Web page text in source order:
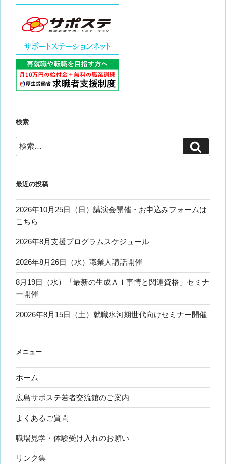
検索
検
索:
最近の投稿
2026年10月25日（日）講演会開催・お申込みフォームは
こちら
2026年8月支援プログラムスケジュール
2026年8月26日（水）職業人講話開催
8月19日（水）「最新の生成ＡＩ事情と関連資格」セミナ
ー開催
20026年8月15日（土）就職氷河期世代向けセミナー開催
メニュー
ホーム
広島サポステ若者交流館のご案内
よくあるご質問
職場見学・体験受け入れのお願い
リンク集